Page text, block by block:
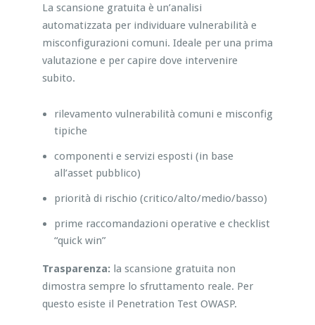
La scansione gratuita è un’analisi
automatizzata per individuare vulnerabilità e
misconfigurazioni comuni. Ideale per una prima
valutazione e per capire dove intervenire
subito.
rilevamento vulnerabilità comuni e misconfig
tipiche
componenti e servizi esposti (in base
all’asset pubblico)
priorità di rischio (critico/alto/medio/basso)
prime raccomandazioni operative e checklist
“quick win”
Trasparenza: la scansione gratuita non
dimostra sempre lo sfruttamento reale. Per
questo esiste il Penetration Test OWASP.